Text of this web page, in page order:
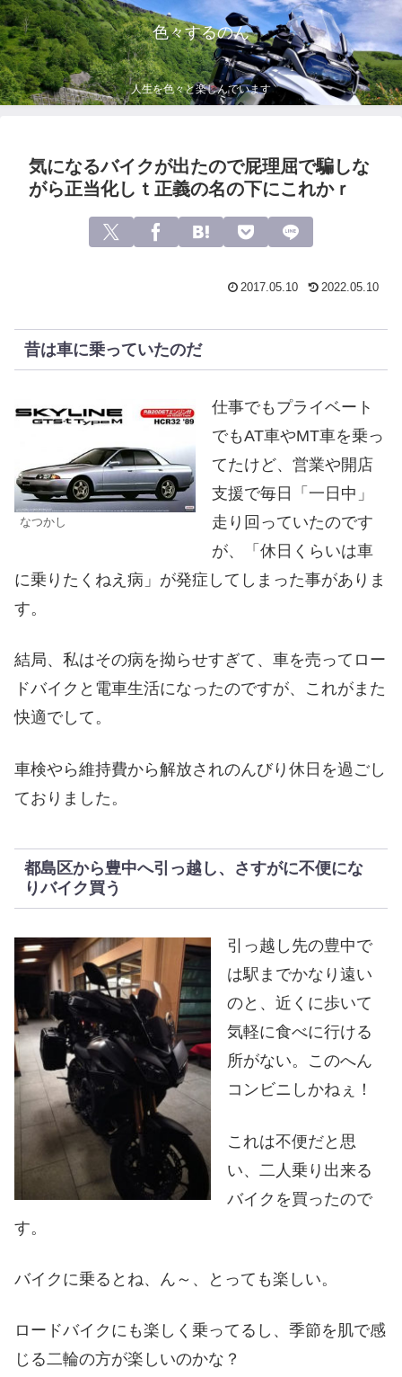
色々するのん
人生を色々と楽しんでいます
気になるバイクが出たので屁理屈で騙しな
がら正当化しｔ正義の名の下にこれかｒ
2017.05.10 2022.05.10
昔は車に乗っていたのだ
なつかし
仕事でもプライベート
でもAT車やMT車を乗っ
てたけど、営業や開店
支援で毎日「一日中」
走り回っていたのです
が、「休日くらいは車
に乗りたくねえ病」が発症してしまった事がありま
す。
結局、私はその病を拗らせすぎて、車を売ってロー
ドバイクと電車生活になったのですが、これがまた
快適でして。
車検やら維持費から解放されのんびり休日を過ごし
ておりました。
都島区から豊中へ引っ越し、さすがに不便にな
りバイク買う
引っ越し先の豊中で
は駅までかなり遠い
のと、近くに歩いて
気軽に食べに行ける
所がない。このへん
コンビニしかねぇ！
これは不便だと思
い、二人乗り出来る
バイクを買ったので
す。
バイクに乗るとね、ん～、とっても楽しい。
ロードバイクにも楽しく乗ってるし、季節を肌で感
じる二輪の方が楽しいのかな？